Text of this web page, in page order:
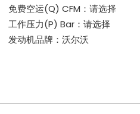
免费空运(Q) CFM： 请选择
工作压力(P) Bar： 请选择
发动机品牌： 沃尔沃